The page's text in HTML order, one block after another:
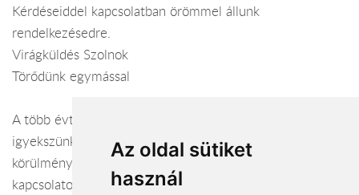
Az oldal sütiket
használ
Kérdéseiddel kapcsolatban örömmel állunk
rendelkezésedre.
Virágküldés Szolnok
Törődünk egymással
A több évtizedes szakmai tapasztalatot felhasználva
igyekszünk igényes környezetben, kényelmes
körülmények között vásárlóink minden virággal
kapcsolatos igényét kielégíteni a hét minden napján!